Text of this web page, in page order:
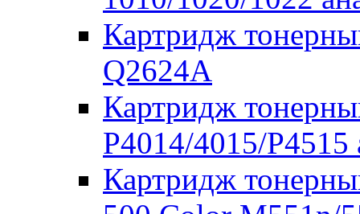
Картридж
Q2624A
Картридж
P4014/4015/P4515
Картридж